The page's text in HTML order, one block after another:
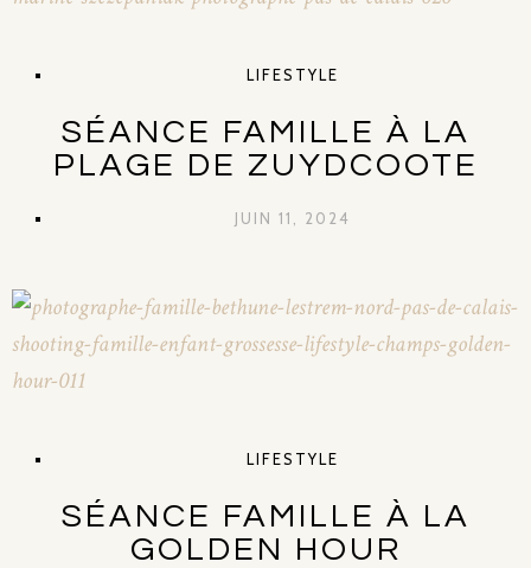
LIFESTYLE
SÉANCE FAMILLE À LA
PLAGE DE ZUYDCOOTE
JUIN 11, 2024
LIFESTYLE
SÉANCE FAMILLE À LA
GOLDEN HOUR